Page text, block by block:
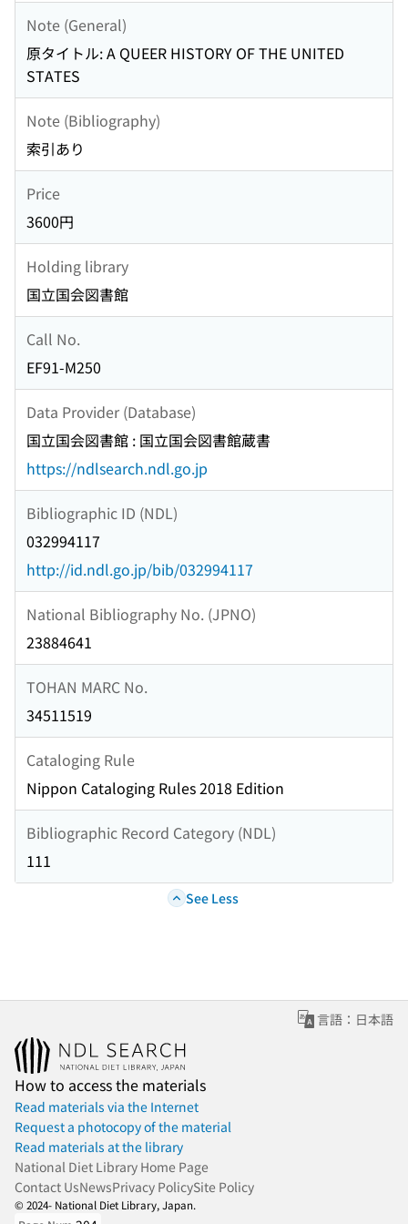
Note (General)
原タイトル: A QUEER HISTORY OF THE UNITED
STATES
Note (Bibliography)
索引あり
Price
3600円
Holding library
国立国会図書館
Call No.
EF91-M250
Data Provider (Database)
国立国会図書館 : 国立国会図書館蔵書
https://ndlsearch.ndl.go.jp
Bibliographic ID (NDL)
032994117
http://id.ndl.go.jp/bib/032994117
National Bibliography No. (JPNO)
23884641
TOHAN MARC No.
34511519
Cataloging Rule
Nippon Cataloging Rules 2018 Edition
Bibliographic Record Category (NDL)
111
See Less
言語：日本語
How to access the materials
Read materials via the Internet
Request a photocopy of the material
Read materials at the library
National Diet Library Home Page
Contact UsNewsPrivacy PolicySite Policy
© 2024- National Diet Library, Japan.